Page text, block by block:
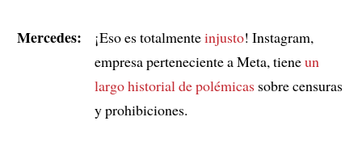
Mercedes: ¡Eso es totalmenteinjusto! Instagram,
empresa perteneciente a Meta, tieneun
largo historial de polémicassobre censuras
y prohibiciones.